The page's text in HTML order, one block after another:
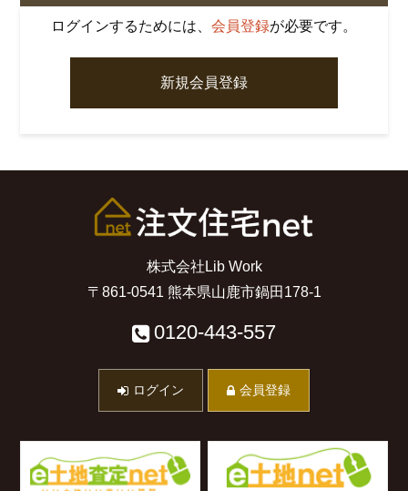
ログインするためには、 会員登録が必要です。
株式会社Lib Work
〒861-0541 熊本県山鹿市鍋田178-1
0120-443-557
ログイン 会員登録